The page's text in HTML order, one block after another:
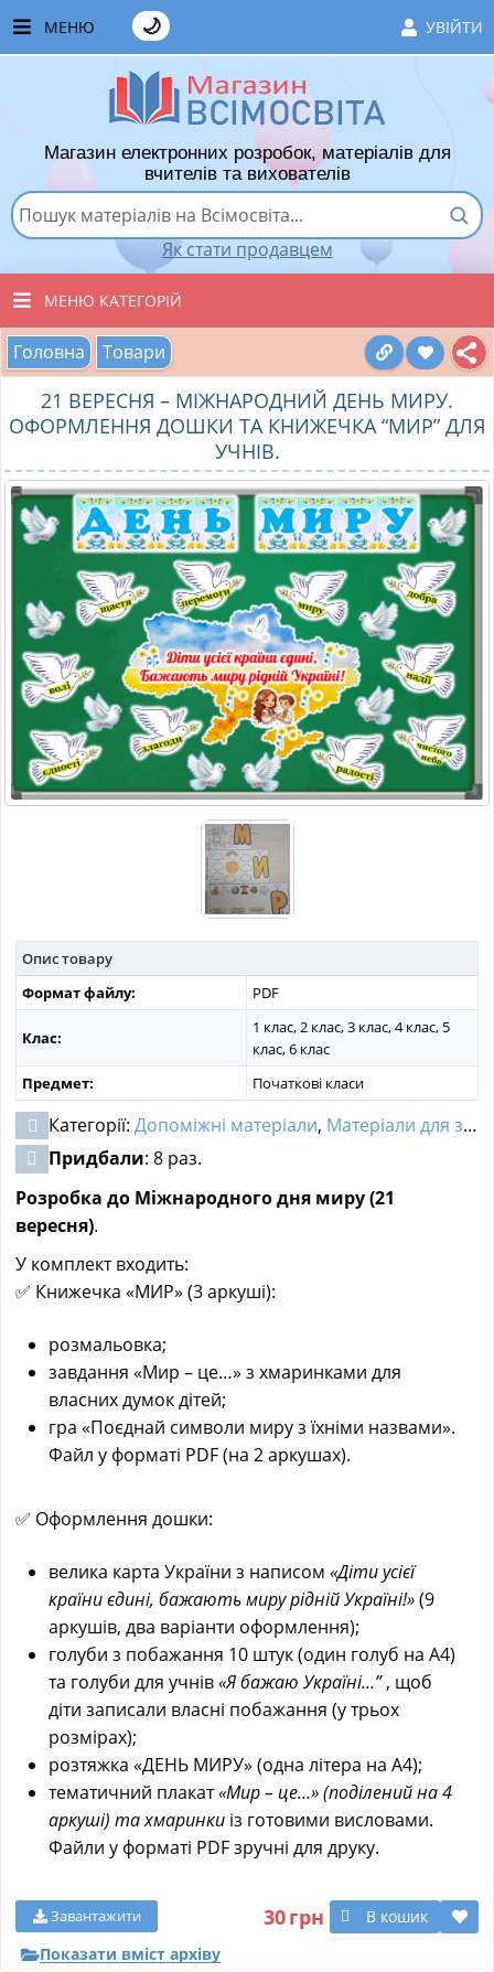
МЕНЮ УВІЙТИ
🌙
ЧАСТІ ЗАПИТАННЯ
ЯК ТУТ КУПУВАТИ
ЯК ТУТ ПРОДАВАТИ
ДОДАТИ РОЗРОБКУ
ВПОДОБАНІ ТОВАРИ
КОШИК
Магазин електронних розробок, матеріалів для
вчителів та вихователів
Як стати продавцем
МЕНЮ КАТЕГОРІЙ
ВСІ ТОВАРИ
ВИХОВАТЕЛЯМ ДНЗ
МАТЕРІАЛИ З ПРЕДМЕТІВ
РІЗНІ МАТЕРІАЛИ
НОВИНИ
Головна Товари
21 ВЕРЕСНЯ – МІЖНАРОДНИЙ ДЕНЬ МИРУ.
ОФОРМЛЕННЯ ДОШКИ ТА КНИЖЕЧКА “МИР” ДЛЯ
УЧНІВ.
Опис товару
Формат файлу:
PDF
Клас:
1 клас, 2 клас, 3 клас, 4 клас, 5
клас, 6 клас
Предмет:
Початкові класи
Категорії: Допоміжні матеріали, Матеріали для заходів
Придбали: 8 раз.
Розробка до Міжнародного дня миру (21
вересня).
У комплект входить:
✅ Книжечка «МИР» (3 аркуші):
розмальовка;
завдання «Мир – це…» з хмаринками для
власних думок дітей;
гра «Поєднай символи миру з їхніми назвами».
Файл у форматі PDF (на 2 аркушах).
✅ Оформлення дошки:
велика карта України з написом «Діти усієї
країни єдині, бажають миру рідній Україні!»(9
аркушів, два варіанти оформлення);
голуби з побажання 10 штук (один голуб на А4)
та голуби для учнів«Я бажаю Україні…”, щоб
діти записали власні побажання (у трьох
розмірах);
розтяжка «ДЕНЬ МИРУ» (одна літера на А4);
тематичний плакат«Мир – це…» (поділений на 4
аркуші) та хмаринки із готовими висловами.
Файли у форматі PDF зручні для друку.
30грн В кошик
Завантажити
Показати вміст архіву